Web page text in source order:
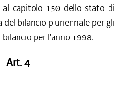
al capitolo 150 dello stato di
del bilancio pluriennale per gli
per l'anno 1998.
Art. 4